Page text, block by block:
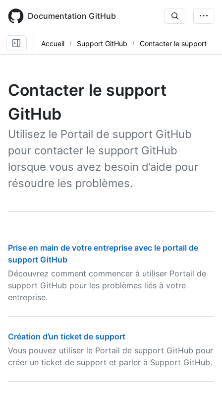
main
content
Documentation GitHub
Accueil Support GitHub Contacter le support
Contacter le support
GitHub
Utilisez le Portail de support GitHub
pour contacter le support GitHub
lorsque vous avez besoin d’aide pour
résoudre les problèmes.
Prise en main de votre entreprise avec le portail de
support GitHub
Découvrez comment commencer à utiliser Portail de
support GitHub pour les problèmes liés à votre
entreprise.
Création d’un ticket de support
Vous pouvez utiliser le Portail de support GitHub pour
créer un ticket de support et parler à Support GitHub.